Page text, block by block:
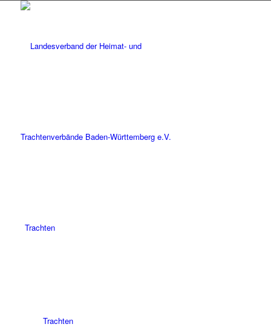
Trachten
Trachten